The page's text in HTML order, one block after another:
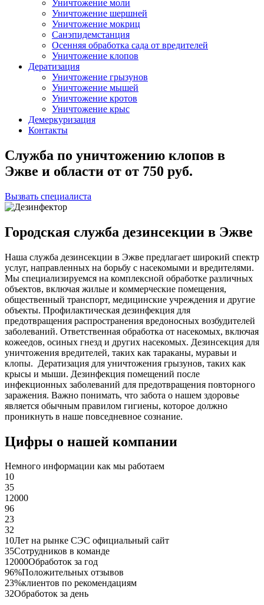
Уничтожение моли
Уничтожение шершней
Уничтожение мокриц
Санэпидемстанция
Осенняя обработка сада от вредителей
Уничтожение клопов
Дератизация
Уничтожение грызунов
Уничтожение мышей
Уничтожение кротов
Уничтожение крыс
Демеркуризация
Контакты
Служба по уничтожению клопов в
Эжве и области от от 750 руб.
Вызвать специалиста
Городская служба дезинсекции в Эжве
Наша служба дезинсекции в Эжве предлагает широкий спектр
услуг, направленных на борьбу с насекомыми и вредителями.
Мы специализируемся на комплексной обработке различных
объектов, включая жилые и коммерческие помещения,
общественный транспорт, медицинские учреждения и другие
объекты. Профилактическая дезинфекция для
предотвращения распространения вредоносных возбудителей
заболеваний. Ответственная обработка от насекомых, включая
кожеедов, осиных гнезд и других насекомых. Дезинсекция для
уничтожения вредителей, таких как тараканы, муравьи и
клопы. Дератизация для уничтожения грызунов, таких как
крысы и мыши. Дезинфекция помещений после
инфекционных заболеваний для предотвращения повторного
заражения. Важно понимать, что забота о нашем здоровье
является обычным правилом гигиены, которое должно
проникнуть в наше повседневное сознание.
Цифры о нашей компании
Немного информации как мы работаем
10
35
12000
96
23
32
10Лет на рынке СЭС официальный сайт
35Сотрудников в команде
12000Обработок за год
96%Положительных отзывов
23%клиентов по рекомендациям
32Обработок за день